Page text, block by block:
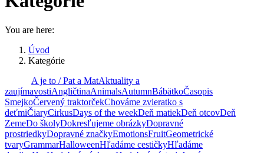
You are here:
Úvod
Kategórie
A je to / Pat a MatAktuality a
zaujímavostiAngličtinaAnimalsAutumnBábätkoČasopis
SmejkoČervený traktorčekChováme zvieratko s
deťmiČiaryCirkusDays of the weekDeň matiekDeň otcovDeň
ZemeDo školyDokresľujeme obrázkyDopravné
prostriedkyDopravné značkyEmotionsFruitGeometrické
tvaryGrammarHalloweenHľadáme cestičkyHľadáme